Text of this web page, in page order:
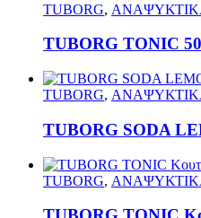
TUBORG,
TUBORG TONIC
TUBORG,
TUBORG SODA
TUBORG,